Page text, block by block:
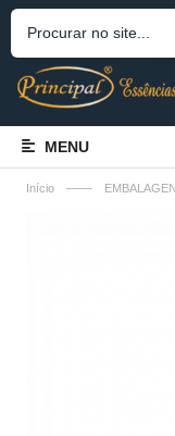
MENU
Início ——